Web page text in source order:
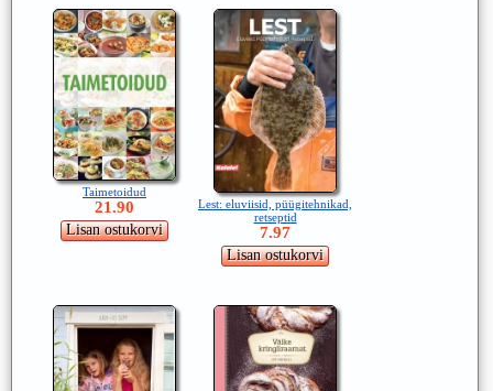
Taimetoidud
21.90
Lest: eluviisid, püügitehnikad,
retseptid
7.97